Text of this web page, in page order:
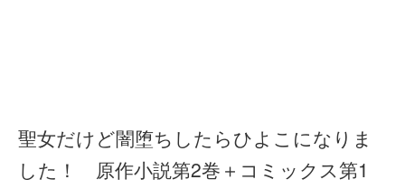
聖女だけど闇堕ちしたらひよこになりま
した！ 原作小説第2巻＋コミックス第1